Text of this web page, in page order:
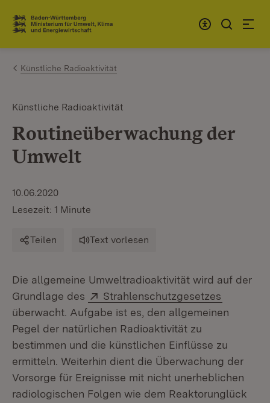
Zum Inhalt springen
Link zur Startseite
Künstliche Radioaktivität
Künstliche Radioaktivität
Routineüberwachung der
Umwelt
10.06.2020
Lesezeit: 1 Minute
Teilen Text vorlesen
Die allgemeine Umweltradioaktivität wird auf der
Grundlage des
Extern:
Strahlenschutzgesetzes
überwacht. Aufgabe ist es, den allgemeinen
Pegel der natürlichen Radioaktivität zu
bestimmen und die künstlichen Einflüsse zu
ermitteln. Weiterhin dient die Überwachung der
Vorsorge für Ereignisse mit nicht unerheblichen
radiologischen Folgen wie dem Reaktorunglück